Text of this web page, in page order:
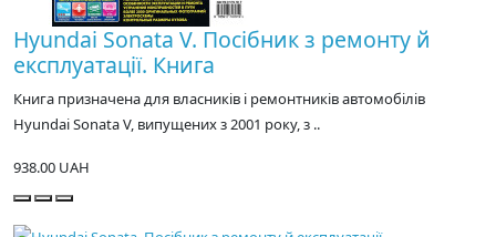
Hyundai Sonata V. Посібник з ремонту й
експлуатації. Книга
Книга призначена для власників і ремонтників автомобілів
Hyundai Sonata V, випущених з 2001 року, з ..
938.00 UAH